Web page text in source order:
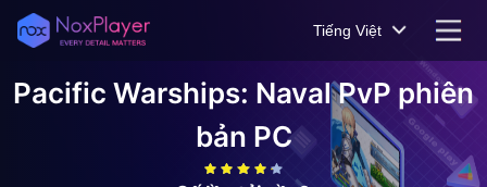
Tiếng Việt
Pacific Warships: Naval PvP phiên
bản PC